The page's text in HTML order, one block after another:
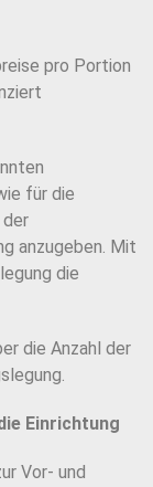
pro Portion
für die
der
anzugeben. Mit
die
die Anzahl der
Einrichtung
Vor- und